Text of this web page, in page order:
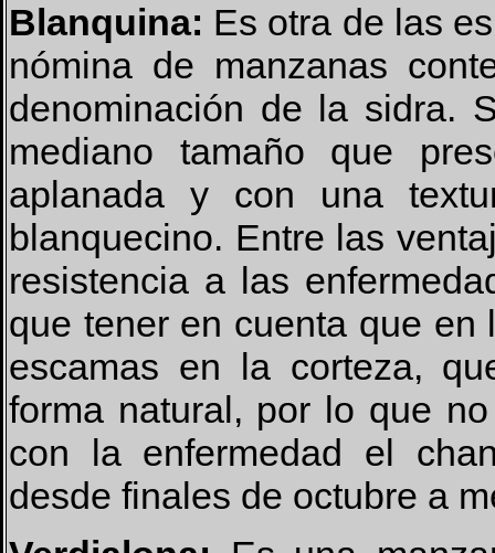
Blanquina: Es otra de las
nómina de manzanas
denominación de la sidra.
mediano tamaño que
aplanada y con una
blanquecino. Entre las
resistencia a las
que tener en cuenta que en
escamas en la corteza,
forma natural, por lo que
con la enfermedad el
desde finales de octubre a